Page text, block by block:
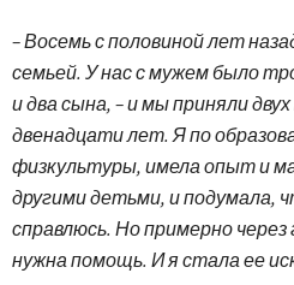
– Восемь с половиной лет
семьей. У нас с мужем было
и два сына, – и мы приняли
двенадцати лет. Я по
физкультуры, имела опыт и
другими детьми, и подумала,
справлюсь. Но примерно
нужна помощь. И я стала ее